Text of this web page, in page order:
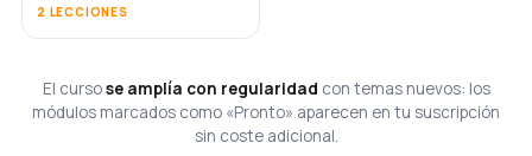
2 LECCIONES
El cursose amplía con regularidad con temas nuevos: los
módulos marcados como «Pronto» aparecen en tu suscripción
sin coste adicional.